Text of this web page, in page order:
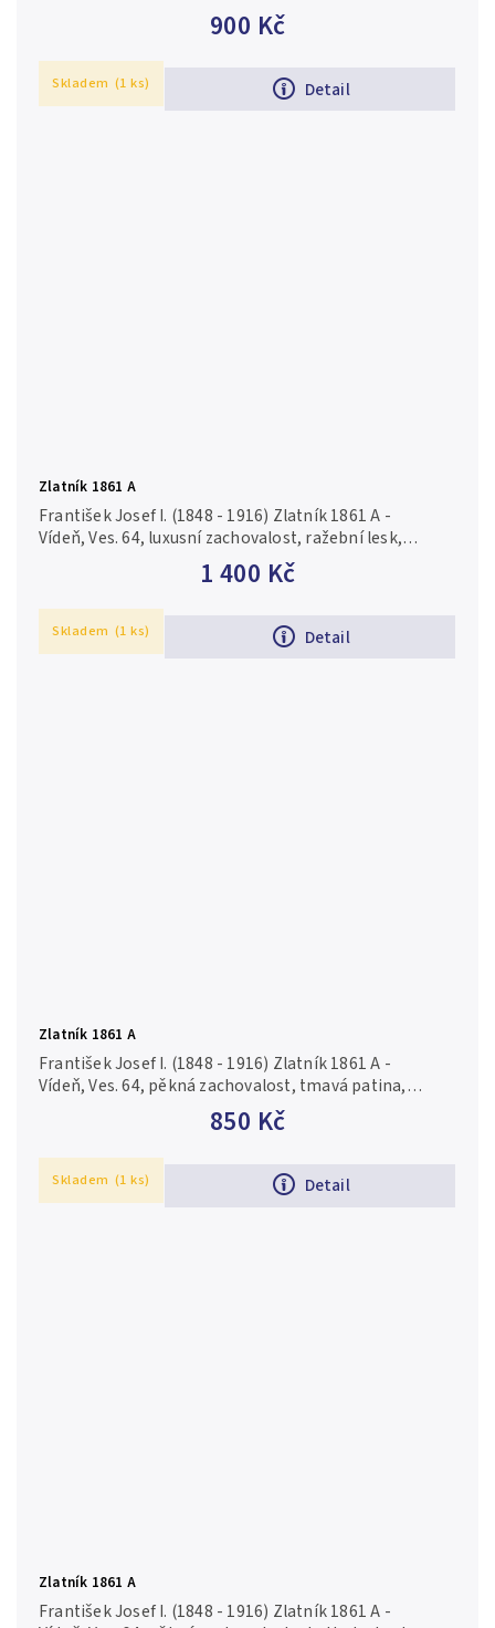
900 Kč
Detail
Skladem (1 ks)
Zlatník 1861 A
1 400 Kč
Detail
František Josef I. (1848 - 1916) Zlatník 1861 A -
Vídeň, Ves. 64, luxusní zachovalost, ražební lesk,
drobné rysky a hranky
Skladem (1 ks)
Zlatník 1861 A
850 Kč
Detail
František Josef I. (1848 - 1916) Zlatník 1861 A -
Vídeň, Ves. 64, pěkná zachovalost, tmavá patina,
Skladem (1 ks)
Zlatník 1861 A
František Josef I. (1848 - 1916) Zlatník 1861 A -